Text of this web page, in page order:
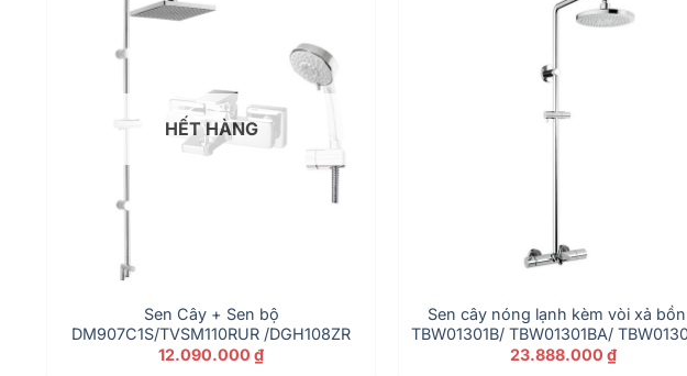
HẾT HÀNG
Sen Cây + Sen bộ
DM907C1S/TVSM110RUR /DGH108ZR
12.090.000 ₫
Sen cây nóng lạnh kèm vòi xả
TBW01301B/ TBW01301BA/
23.888.000 ₫